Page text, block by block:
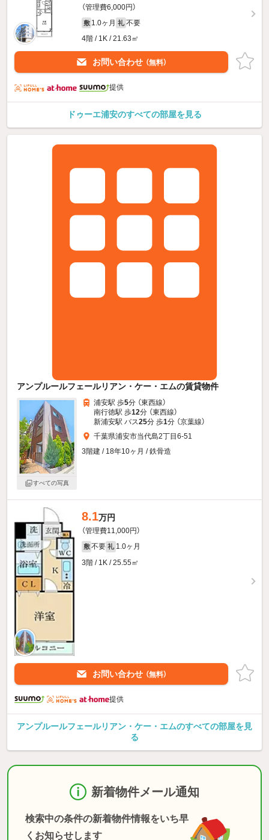
（管理費6,000円）
敷 1.0ヶ月 礼 不要
4階 / 1K / 21.63㎡
お問い合わせ （無料）
提供
ドゥーエ浦安のすべての部屋を見る
アンプルールフェールリアン・ケー・エムの賃貸物件
すべての写真
浦安駅 歩5分 （東西線）
南行徳駅 歩12分 （東西線）
新浦安駅 バス25分 歩1分 （京葉線）
千葉県浦安市当代島2丁目6-51
3階建 / 18年10ヶ月 / 鉄骨造
8.1万円
（管理費11,000円）
敷 不要 礼 1.0ヶ月
3階 / 1K / 25.55㎡
お問い合わせ （無料）
提供
アンプルールフェールリアン・ケー・エムのすべての部屋を見
る
新着物件メール通知
検索中の条件の新着物件情報をいち早
くお知らせします